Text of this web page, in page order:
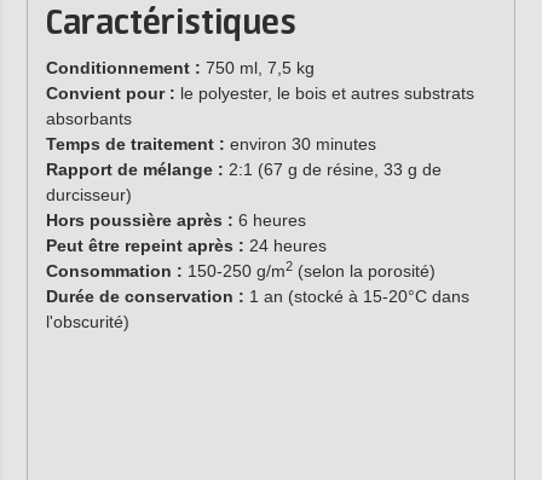
Caractéristiques
Conditionnement : 750 ml, 7,5 kg
Convient pour : le polyester, le bois et autres substrats
absorbants
Temps de traitement : environ 30 minutes
Rapport de mélange : 2:1 (67 g de résine, 33 g de
durcisseur)
Hors poussière après : 6 heures
Peut être repeint après : 24 heures
Consommation : 150-250 g/m2(selon la porosité)
Durée de conservation : 1 an (stocké à 15-20°C dans
l'obscurité)